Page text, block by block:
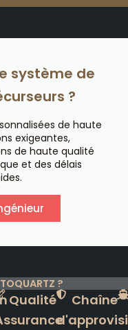
système de
?
de haute
exigeantes,
de haute qualité
et des délais
?
Qualité
Chaîne